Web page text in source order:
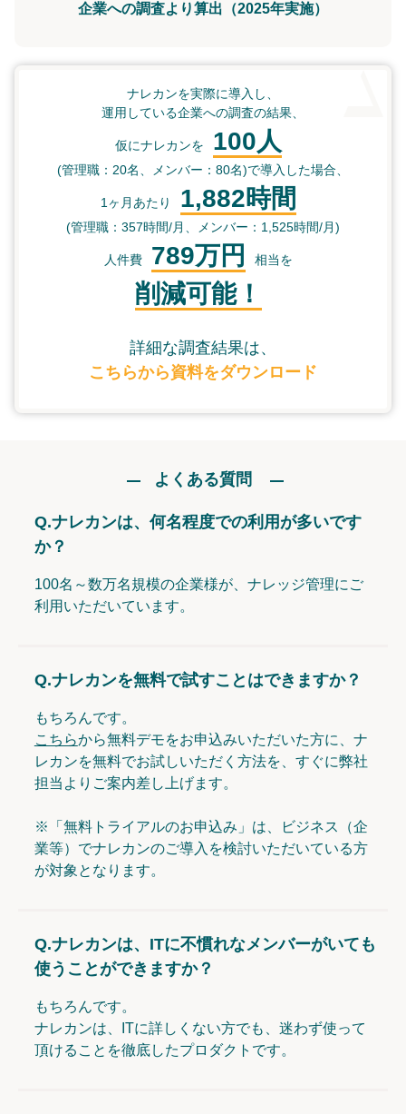
企業への調査より算出（2025年実施）
ナレカンを実際に導入し、
運用している企業への調査の結果、
仮にナレカンを 100人
(管理職：20名、メンバー：80名)で導入した場合、
1ヶ月あたり 1,882時間
(管理職：357時間/月、メンバー：1,525時間/月)
人件費 789万円 相当を
削減可能！
詳細な調査結果は、
こちらから資料をダウンロード
よくある質問
Q.ナレカンは、何名程度での利用が多いです
か？
100名～数万名規模の企業様が、ナレッジ管理にご
利用いただいています。
Q.ナレカンを無料で試すことはできますか？
もちろんです。
こちらから無料デモをお申込みいただいた方に、ナ
レカンを無料でお試しいただく方法を、すぐに弊社
担当よりご案内差し上げます。
※「無料トライアルのお申込み」は、ビジネス（企
業等）でナレカンのご導入を検討いただいている方
が対象となります。
Q.ナレカンは、ITに不慣れなメンバーがいても
使うことができますか？
もちろんです。
ナレカンは、ITに詳しくない方でも、迷わず使って
頂けることを徹底したプロダクトです。